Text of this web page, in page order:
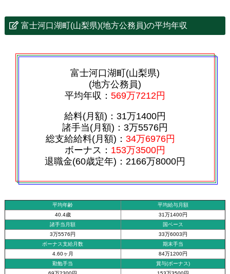
富士河口湖町(山梨県)(地方公務員)の平均年収
富士河口湖町(山梨県)
(地方公務員)
平均年収： 569万7212円
給料(月額)：31万1400円
諸手当(月額)：3万5576円
総支給給料(月額)： 34万6976円
ボーナス： 153万3500円
退職金(60歳定年)：2166万8000円
平均年齢
平均給与月額
40.4歳
31万1400円
諸手当月額
国ベース
3万5576円
33万6003円
ボーナス支給月数
期末手当
4.60ヶ月
84万1200円
勤勉手当
賞与(ボーナス)